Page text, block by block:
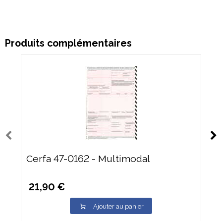
Produits complémentaires
Cerfa 47-0162 - Multimodal
21,90 €
Ajouter au panier